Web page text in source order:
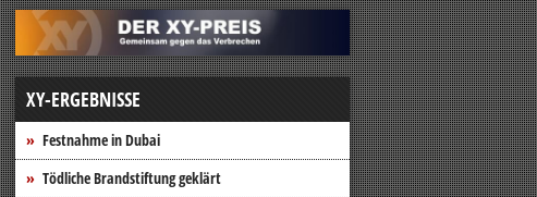
XY-ERGEBNISSE
Festnahme in Dubai
Tödliche Brandstiftung geklärt